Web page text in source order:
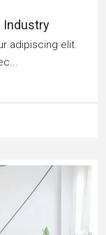
Industry
adipiscing elit.